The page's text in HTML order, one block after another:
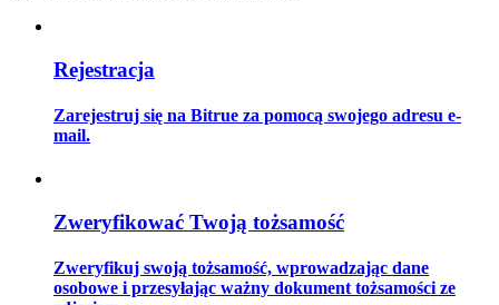
Przewodnik
Przewodnik dla początkujących dotyczący kontraktów futures
Rejestracja
Zarejestruj się na Bitrue za pomocą swojego adresu e-
mail.
Zweryfikować Twoją tożsamość
Zweryfikuj swoją tożsamość, wprowadzając dane
osobowe i przesyłając ważny dokument tożsamości ze